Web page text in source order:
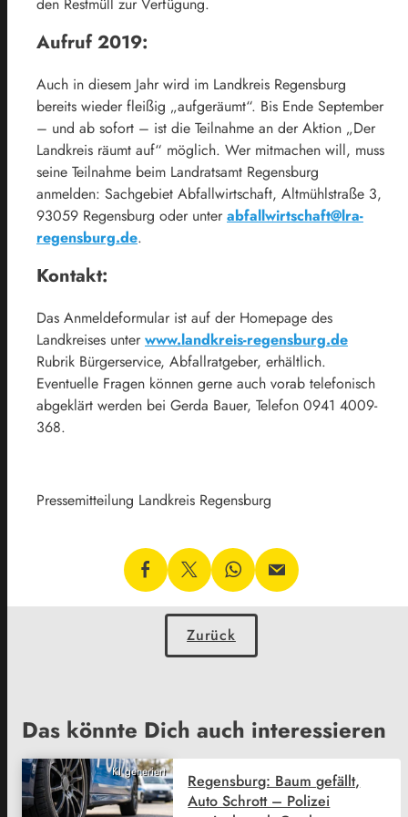
Aufruf 2019:
Auch in diesem Jahr wird im Landkreis Regensburg
bereits wieder fleißig „aufgeräumt“. Bis Ende September
– und ab sofort – ist die Teilnahme an der Aktion „Der
Landkreis räumt auf“ möglich. Wer mitmachen will, muss
seine Teilnahme beim Landratsamt Regensburg
anmelden: Sachgebiet Abfallwirtschaft, Altmühlstraße 3,
93059 Regensburg oder unter abfallwirtschaft@lra-
regensburg.de.
Kontakt:
Das Anmeldeformular ist auf der Homepage des
Landkreises unter www.landkreis-regensburg.de
Rubrik Bürgerservice, Abfallratgeber, erhältlich.
Eventuelle Fragen können gerne auch vorab telefonisch
abgeklärt werden bei Gerda Bauer, Telefon 0941 4009-
368.
Pressemitteilung Landkreis Regensburg
Zurück
Das könnte Dich auch interessieren
KI generiert
Regensburg: Baum gefällt,
Auto Schrott – Polizei